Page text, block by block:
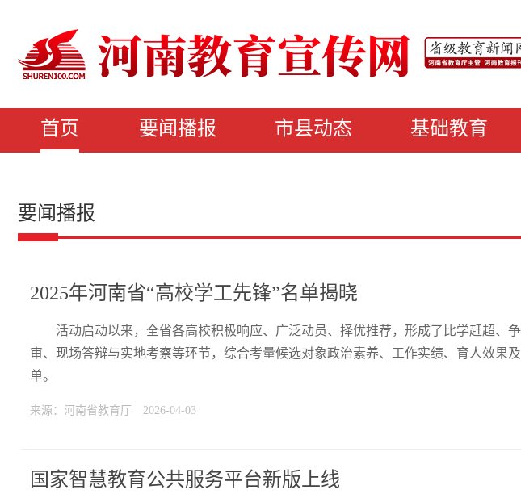
首页 要闻播报 市县动态 基础教育
要闻播报
2025年河南省“高校学工先锋”名单揭晓
活动启动以来，全省各高校积极响应、广泛动员、择优推荐，形成了比学赶超、
审、现场答辩与实地考察等环节，综合考量候选对象政治素养、工作实绩、育人效果
单。
来源：河南省教育厅 2026-04-03
国家智慧教育公共服务平台新版上线